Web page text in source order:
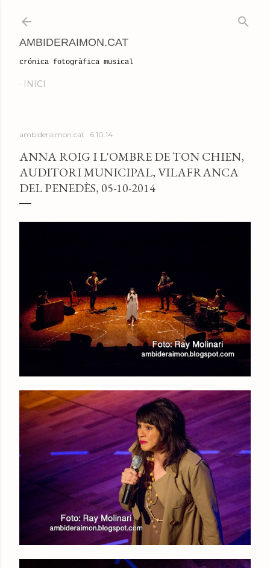
AMBIDERAIMON.CAT
crónica fotogràfica musical
INICI
ambideraimon.cat 6.10.14
ANNA ROIG I L'OMBRE DE TON CHIEN,
AUDITORI MUNICIPAL, VILAFRANCA
DEL PENEDÈS, 05-10-2014